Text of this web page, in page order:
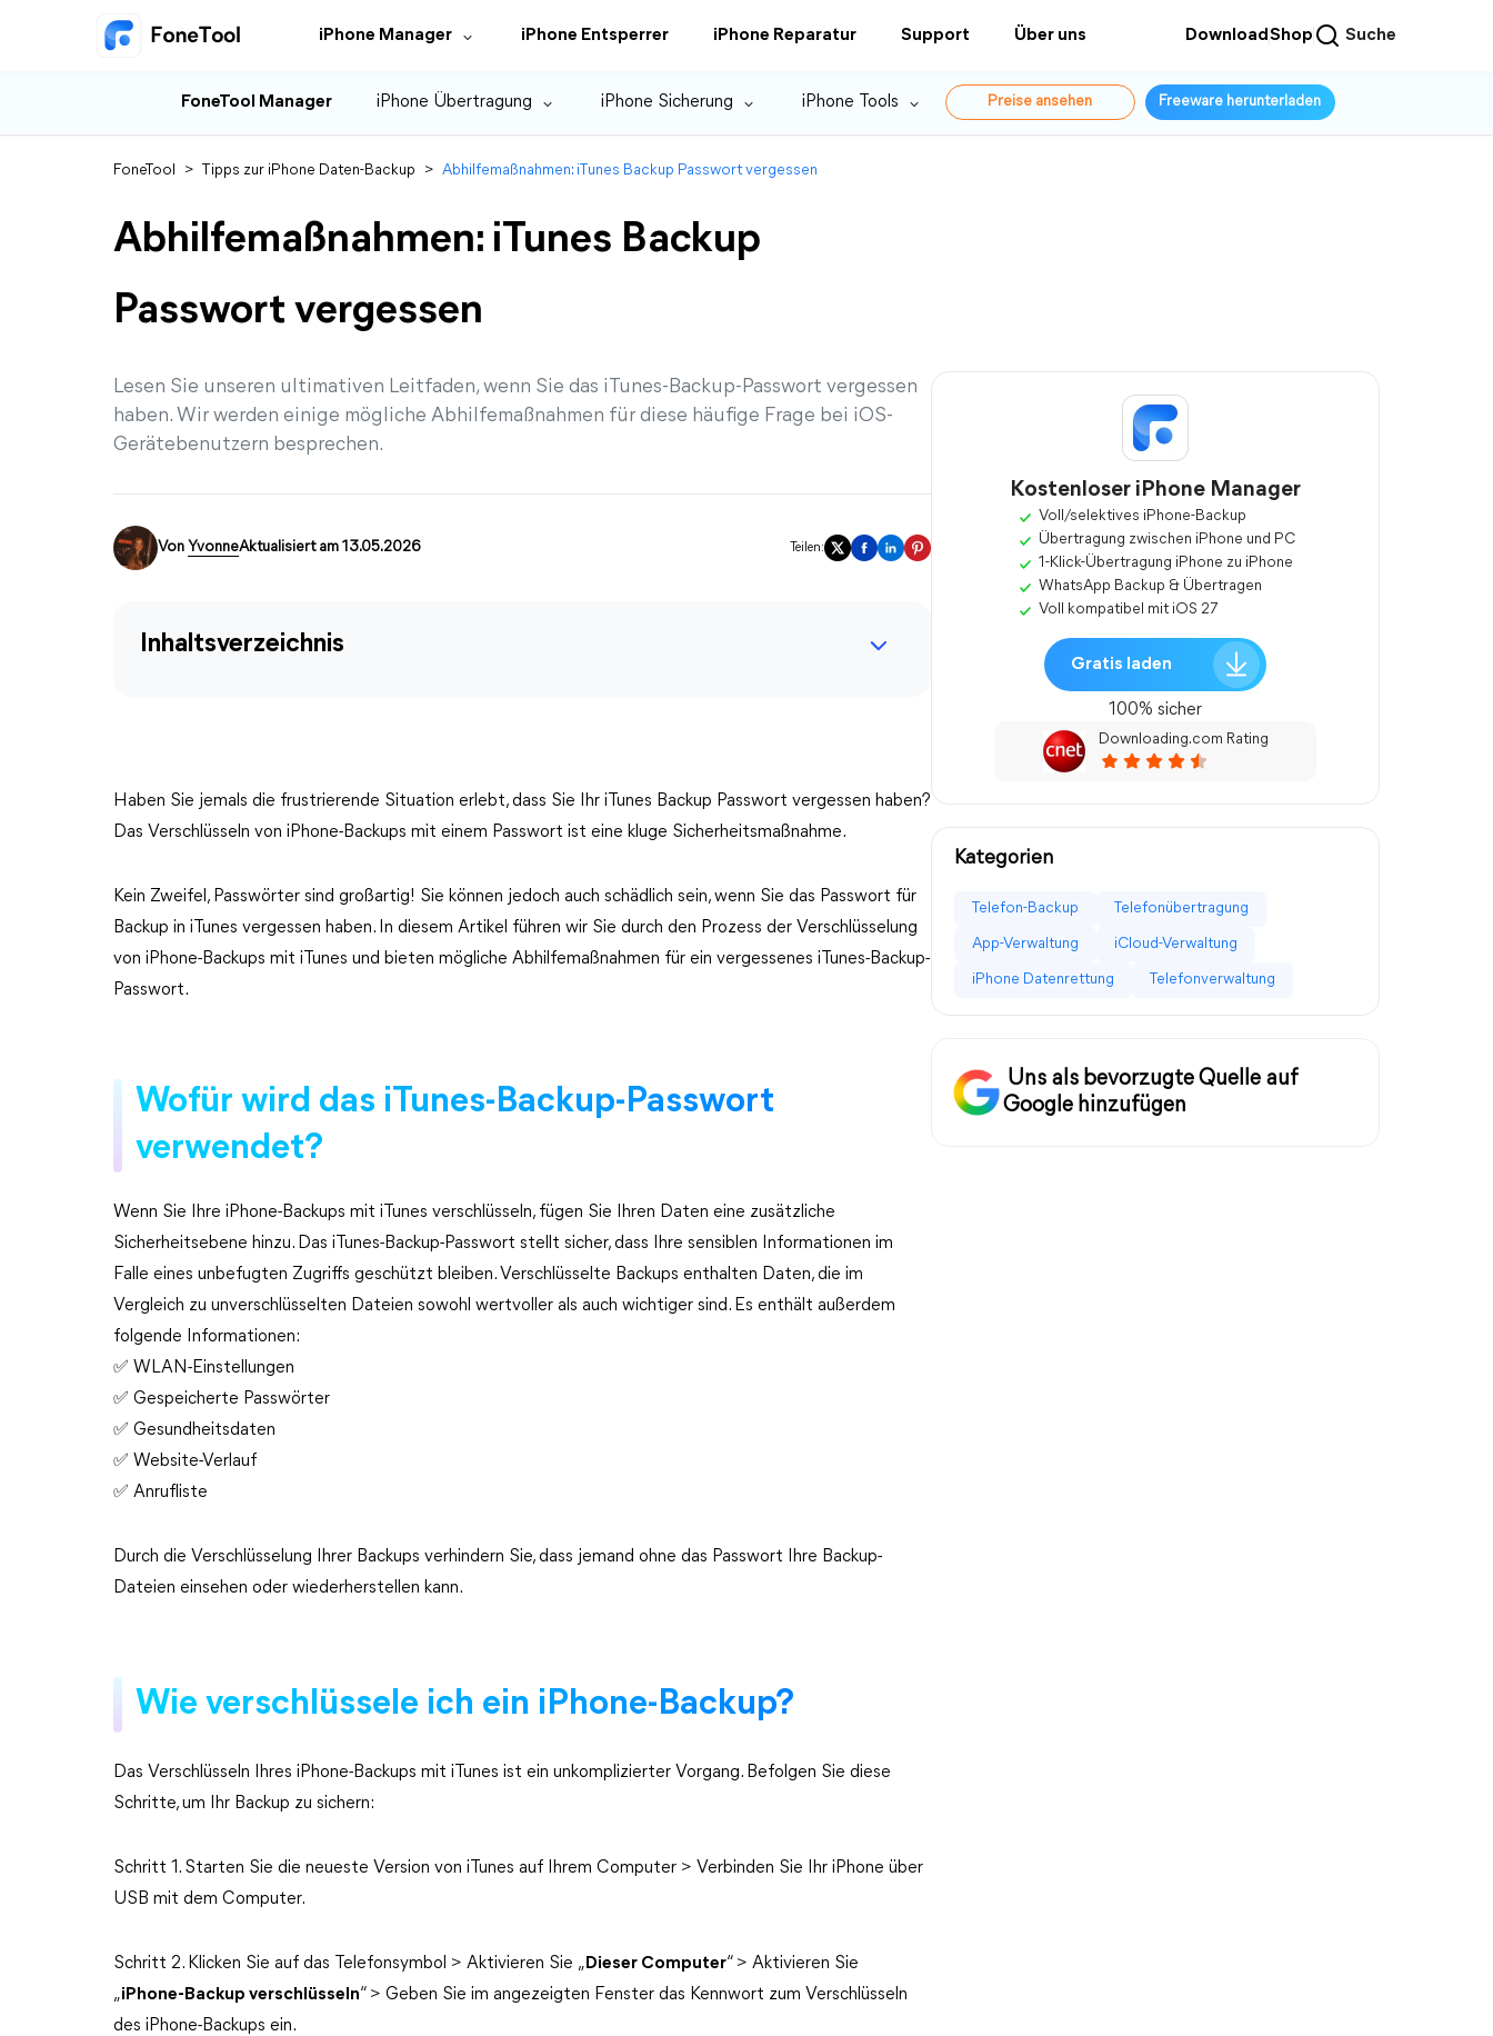
iPhone Manager iPhone Entsperrer iPhone Reparatur Support Über uns DownloadShop Suche
FoneTool Manager iPhone Übertragung iPhone Sicherung iPhone Tools Preise ansehen Freeware herunterladen
FoneTool > Tipps zur iPhone Daten-Backup > Abhilfemaßnahmen: iTunes Backup Passwort vergessen
Abhilfemaßnahmen: iTunes Backup
Passwort vergessen
Lesen Sie unseren ultimativen Leitfaden, wenn Sie das iTunes-Backup-Passwort vergessen
haben. Wir werden einige mögliche Abhilfemaßnahmen für diese häufige Frage bei iOS-
Gerätebenutzern besprechen.
Von YvonneAktualisiert am 13.05.2026 Teilen:
Inhaltsverzeichnis
Haben Sie jemals die frustrierende Situation erlebt, dass Sie Ihr iTunes Backup Passwort vergessen haben?
Das Verschlüsseln von iPhone-Backups mit einem Passwort ist eine kluge Sicherheitsmaßnahme.
Kein Zweifel, Passwörter sind großartig! Sie können jedoch auch schädlich sein, wenn Sie das Passwort für
Backup in iTunes vergessen haben. In diesem Artikel führen wir Sie durch den Prozess der Verschlüsselung
von iPhone-Backups mit iTunes und bieten mögliche Abhilfemaßnahmen für ein vergessenes iTunes-Backup-
Passwort.
Wofür wird das iTunes-Backup-Passwort
verwendet?
Wenn Sie Ihre iPhone-Backups mit iTunes verschlüsseln, fügen Sie Ihren Daten eine zusätzliche
Sicherheitsebene hinzu. Das iTunes-Backup-Passwort stellt sicher, dass Ihre sensiblen Informationen im
Falle eines unbefugten Zugriffs geschützt bleiben. Verschlüsselte Backups enthalten Daten, die im
Vergleich zu unverschlüsselten Dateien sowohl wertvoller als auch wichtiger sind. Es enthält außerdem
folgende Informationen:
✅ WLAN-Einstellungen
✅ Gespeicherte Passwörter
✅ Gesundheitsdaten
✅ Website-Verlauf
✅ Anrufliste
Durch die Verschlüsselung Ihrer Backups verhindern Sie, dass jemand ohne das Passwort Ihre Backup-
Dateien einsehen oder wiederherstellen kann.
Wie verschlüssele ich ein iPhone-Backup?
Das Verschlüsseln Ihres iPhone-Backups mit iTunes ist ein unkomplizierter Vorgang. Befolgen Sie diese
Schritte, um Ihr Backup zu sichern:
Schritt 1. Starten Sie die neueste Version von iTunes auf Ihrem Computer > Verbinden Sie Ihr iPhone über
USB mit dem Computer.
Schritt 2. Klicken Sie auf das Telefonsymbol > Aktivieren Sie „ Dieser Computer“ > Aktivieren Sie
„iPhone-Backup verschlüsseln“ > Geben Sie im angezeigten Fenster das Kennwort zum Verschlüsseln
des iPhone-Backups ein.
Kostenloser iPhone Manager
Voll/selektives iPhone-Backup
Übertragung zwischen iPhone und PC
1-Klick-Übertragung iPhone zu iPhone
WhatsApp Backup & Übertragen
Voll kompatibel mit iOS 27
Gratis laden
100% sicher
Downloading.com Rating
Kategorien
Telefon-Backup Telefonübertragung
App-Verwaltung iCloud-Verwaltung
iPhone Datenrettung Telefonverwaltung
Uns als bevorzugte Quelle auf
Google hinzufügen